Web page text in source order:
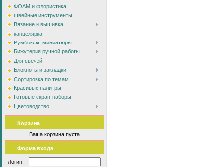
ФОАМ и флористика
швейные инструменты
Вязание и вышивка
канцелярка
Румбоксы, миниатюры
Бижутерия ручной работы
Для свечей
Блокноты и закладки
Сортировка по темам
Красивые палитры
Готовые скрап-наборы
Цветоводство
Корзина
Ваша корзина пуста
Форма входа
Логин: